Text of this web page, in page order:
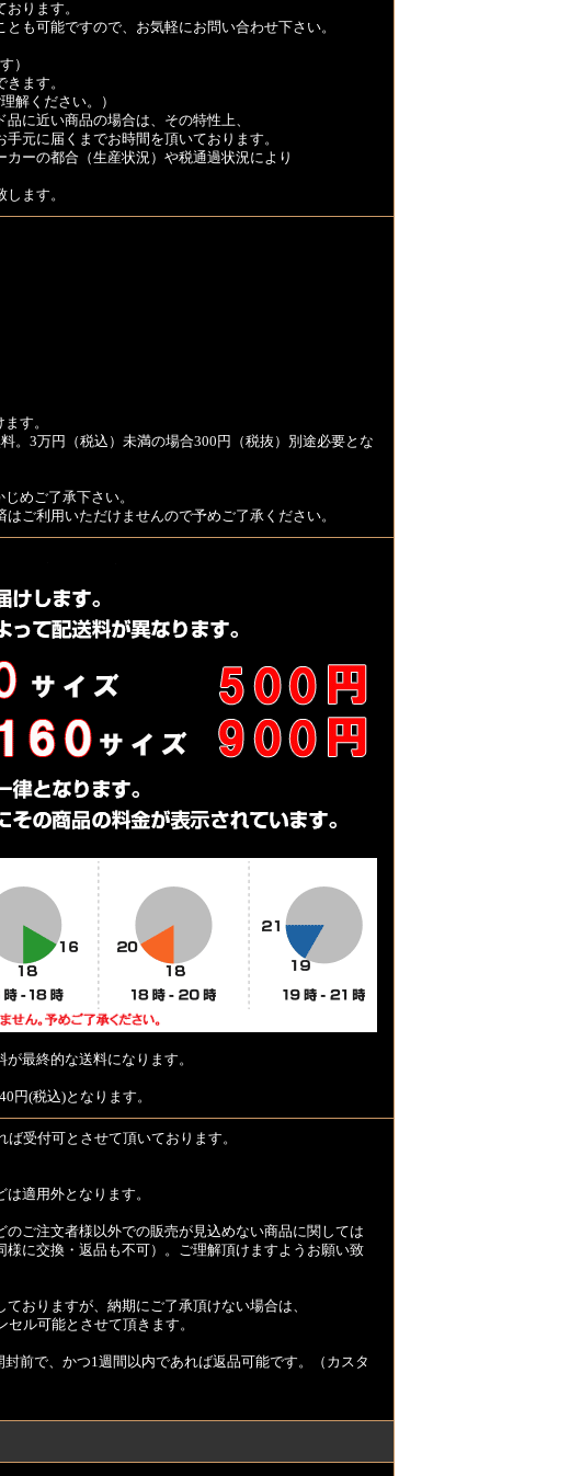
ります。
も可能ですので、お気軽にお問い合わせ下さい。
）
ます。
解ください。）
に近い商品の場合は、その特性上、
元に届くまでお時間を頂いております。
ーの都合（生産状況）や税通過状況により
ます。
す。
。3万円（税込）未満の場合300円（税抜）別途必要とな
めご了承下さい。
ご利用いただけませんので予めご了承ください。
最終的な送料になります。
円(税込)となります。
受付可とさせて頂いております。
適用外となります。
ご注文者様以外での販売が見込めない商品に関しては
に交換・返品も不可）。ご理解頂けますようお願い致
おりますが、納期にご了承頂けない場合は、
ル可能とさせて頂きます。
前で、かつ1週間以内であれば返品可能です。（カスタ